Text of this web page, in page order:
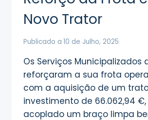
Novo Trator
Publicado a 10 de Julho, 2025
Os Serviços Municipalizados
reforçaram a sua frota
com a aquisição de um
investimento de 66.062,94
acoplado um braço limpa